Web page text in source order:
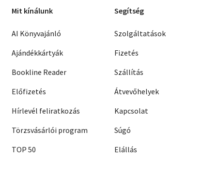
Mit kínálunk
AI Könyvajánló
Ajándékkártyák
Bookline Reader
Előfizetés
Hírlevél feliratkozás
Törzsvásárlói program
TOP 50
Segítség
Szolgáltatások
Fizetés
Szállítás
Átvevőhelyek
Kapcsolat
Súgó
Elállás